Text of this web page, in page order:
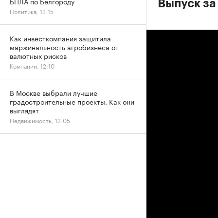
Выпуск
Политика, 12:15
Как инвесткомпания защитила
маржинальность агробизнеса от
валютных рисков
Компании, 12:10
В Москве выбрали лучшие
градостроительные проекты. Как они
выглядят
Недвижимость, 12:05